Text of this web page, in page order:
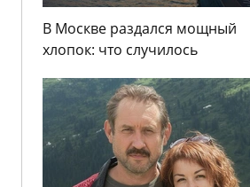
В Москве раздался мощный
хлопок: что случилось